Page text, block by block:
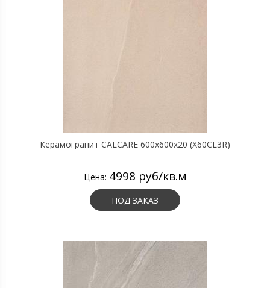
Керамогранит CALCARE 600х600х20 (X60CL3R)
Цена: 4998 руб/кв.м
ПОД ЗАКАЗ